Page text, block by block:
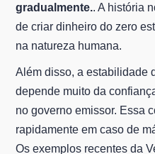
gradualmente.. A história
de criar dinheiro do zero
na natureza humana.
Além disso, a estabilidade
depende muito da
no governo emissor. Essa
rapidamente em caso de
Os exemplos recentes da